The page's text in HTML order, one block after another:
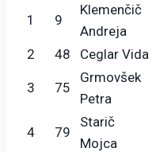
1 9
Klemenčič
Andreja
2 48 Ceglar Vida
3 75
Grmovšek
Petra
4 79
Starič
Mojca